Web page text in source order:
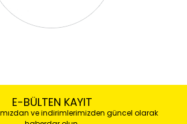
E-BÜLTEN KAYIT
ve indirimlerimizden güncel olarak